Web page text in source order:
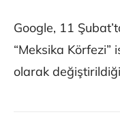
Google, 11
“Meksika Körfezi”
olarak